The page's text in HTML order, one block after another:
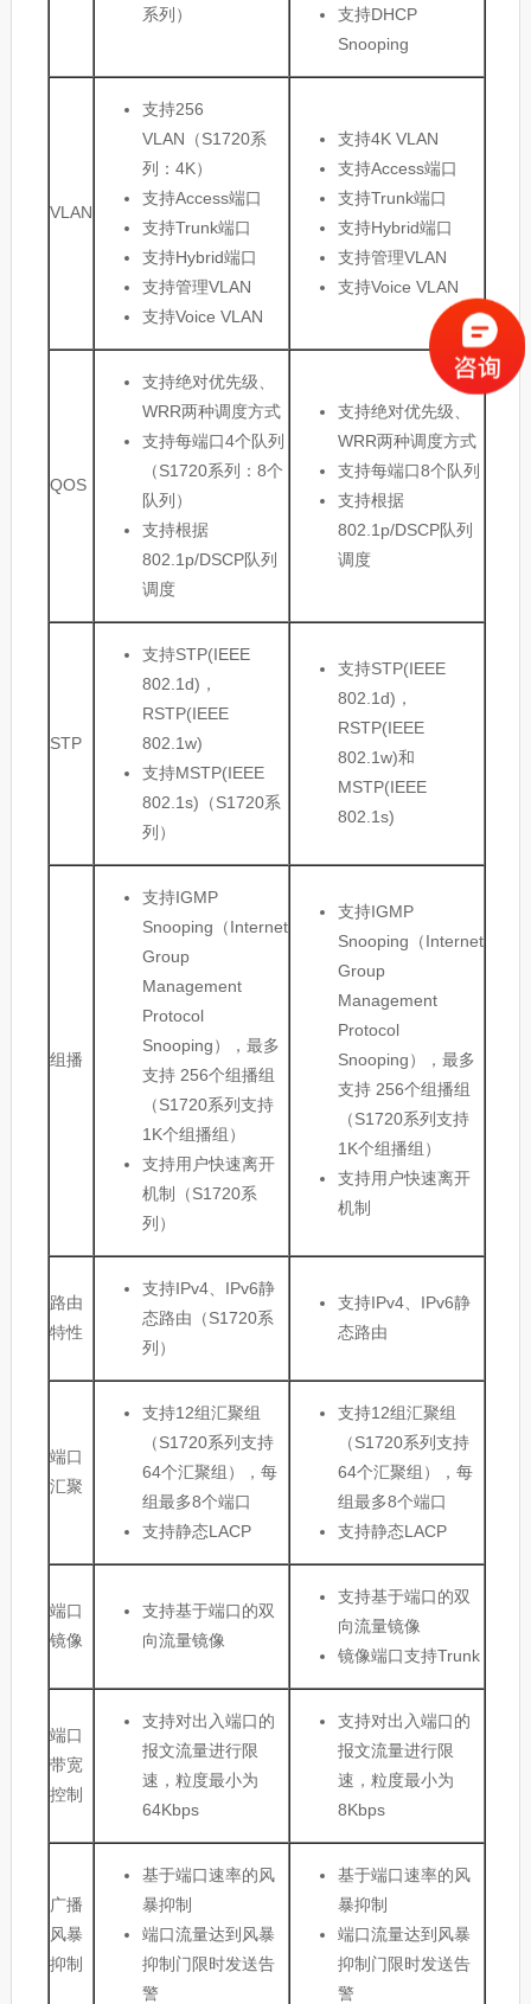
系列）
支持DHCP
Snooping
VLAN
支持256
VLAN（S1720系
列：4K）
支持Access端口
支持Trunk端口
支持Hybrid端口
支持管理VLAN
支持Voice VLAN
支持4K VLAN
支持Access端口
支持Trunk端口
支持Hybrid端口
支持管理VLAN
支持Voice VLAN
QOS
支持绝对优先级、
WRR两种调度方式
支持每端口4个队列
（S1720系列：8个
队列）
支持根据
802.1p/DSCP队列
调度
支持绝对优先级、
WRR两种调度方式
支持每端口8个队列
支持根据
802.1p/DSCP队列
调度
STP
支持STP(IEEE
802.1d)，
RSTP(IEEE
802.1w)
支持MSTP(IEEE
802.1s)（S1720系
列）
支持STP(IEEE
802.1d)，
RSTP(IEEE
802.1w)和
MSTP(IEEE
802.1s)
组播
支持IGMP
Snooping（Internet
Group
Management
Protocol
Snooping），最多
支持 256个组播组
（S1720系列支持
1K个组播组）
支持用户快速离开
机制（S1720系
列）
支持IGMP
Snooping（Internet
Group
Management
Protocol
Snooping），最多
支持 256个组播组
（S1720系列支持
1K个组播组）
支持用户快速离开
机制
路由
特性
支持IPv4、IPv6静
态路由（S1720系
列）
支持IPv4、IPv6静
态路由
端口
汇聚
支持12组汇聚组
（S1720系列支持
64个汇聚组），每
组最多8个端口
支持静态LACP
支持12组汇聚组
（S1720系列支持
64个汇聚组），每
组最多8个端口
支持静态LACP
端口
镜像
支持基于端口的双
向流量镜像
支持基于端口的双
向流量镜像
镜像端口支持Trunk
端口
带宽
控制
支持对出入端口的
报文流量进行限
速，粒度最小为
64Kbps
支持对出入端口的
报文流量进行限
速，粒度最小为
8Kbps
广播
风暴
抑制
基于端口速率的风
暴抑制
端口流量达到风暴
抑制门限时发送告
警
基于端口速率的风
暴抑制
端口流量达到风暴
抑制门限时发送告
警